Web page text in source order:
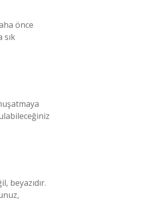
önce
sık
beyazıdır.